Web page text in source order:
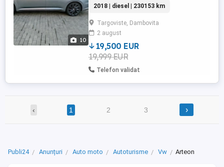
10
R line interior exterior - Motorizare 2.0 240
cai - 4 Motion - Cutie DSG DQ500 (cea mai
fiabila, se pune si pe R32) - Faruri matrix -
Trapa panoramica - Lumini ambientale -
Climatronic ...
2018 | diesel | 230153 km
Targoviste, Dambovita
2 august
19,500 EUR
19,999 EUR
Telefon validat
‹ 1 2 3 ›
Publi24 Anunțuri Auto moto Autoturisme Vw Arteon